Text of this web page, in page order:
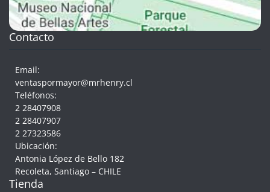
Contacto
Email:
ventaspormayor@mrhenry.cl
Teléfonos:
2 28407908
2 28407907
2 27323586
Ubicación:
Antonia López de Bello 182
Recoleta, Santiago – CHILE
Tienda